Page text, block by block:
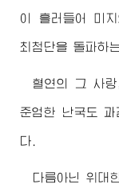
이 흘러들어 미
최첨단을 돌파하
혈연의 그 사
준엄한 난국도
다.
다름아닌위대